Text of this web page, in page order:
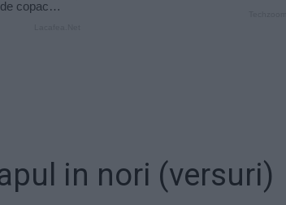
in nori (versuri)